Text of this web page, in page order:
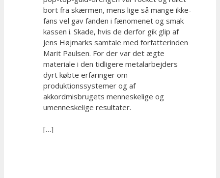
bort fra skærmen, mens lige så mange ikke-
fans vel gav fanden i fænomenet og smak
kassen i. Skade, hvis de derfor gik glip af
Jens Højmarks samtale med forfatterinden
Marit Paulsen. For der var det ægte
materiale i den tidligere metalarbejders
dyrt købte erfaringer om
produktionssystemer og af
akkordmisbrugets menneskelige og
umenneskelige resultater.
[…]